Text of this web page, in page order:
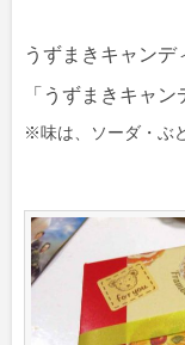
うずまきキャンデ
「うずまきキャ
※味は、ソーダ・ぶ